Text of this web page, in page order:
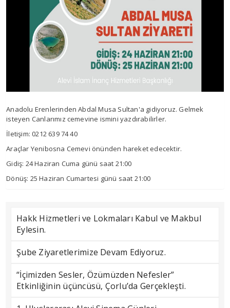
Anadolu Erenlerinden Abdal Musa Sultan'a gidiyoruz. Gelmek
isteyen Canlarımız cemevine ismini yazdırabilirler.
İletişim: 0212 639 74 40
Araçlar Yenibosna Cemevi önünden hareket edecektir.
Gidiş: 24 Haziran Cuma günü saat 21:00
Dönüş: 25 Haziran Cumartesi günü saat 21:00
Hakk Hizmetleri ve Lokmaları Kabul ve Makbul
Eylesin.
Şube Ziyaretlerimize Devam Ediyoruz.
“İçimizden Sesler, Özümüzden Nefesler”
Etkinliğinin üçüncüsü, Çorlu’da Gerçekleşti.